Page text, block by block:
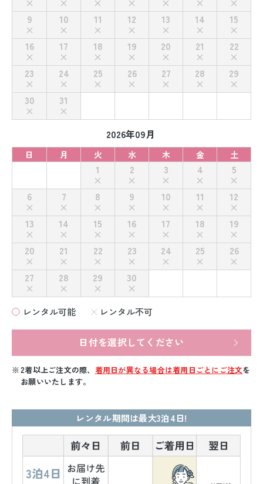
9
10 11 12 13 14
15
16
17 18 19 20 21
22
23
24 25 26 27 28
29
30
31
2026年09月
日 月 火 水 木 金 土
1 2 3 4
5
6
7 8 9 10 11
12
13
14 15 16 17 18
19
20
21 22 23 24 25
26
27
28 29 30
レンタル可能 レンタル不可
日付を選択してください
2着以上ご注文の際、 着用日が異なる場合は着用日ごとにご注文を
お願いいたします。
レンタル期間は最大3泊4日!